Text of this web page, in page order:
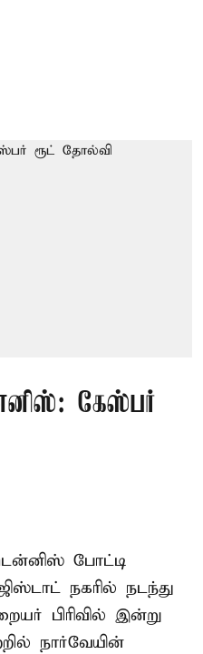
கேஸ்பர்
போட்டி
நகரில் நடந்து
பிரிவில் இன்று
நார்வேயின்